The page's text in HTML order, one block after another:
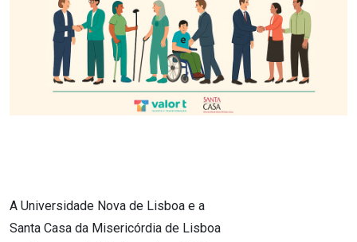
A Universidade Nova de Lisboa e a
Santa Casa da Misericórdia de Lisboa